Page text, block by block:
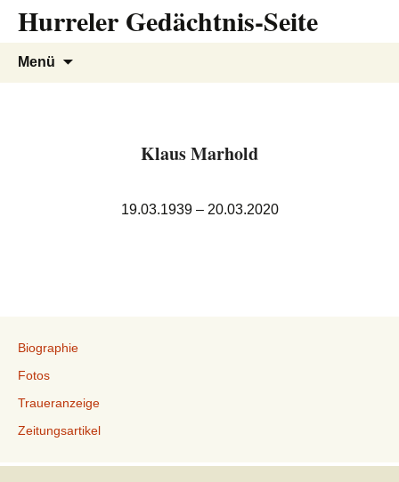
InhaltHurreler Gedächtnis-Seite
Menü
Klaus Marhold
19.03.1939 – 20.03.2020
Biographie
Fotos
Traueranzeige
Zeitungsartikel